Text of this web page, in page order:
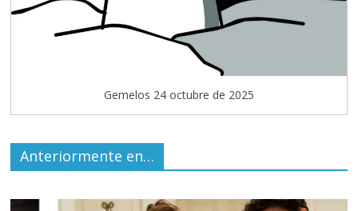
Gemelos 24 octubre de 2025
Anteriormente en…